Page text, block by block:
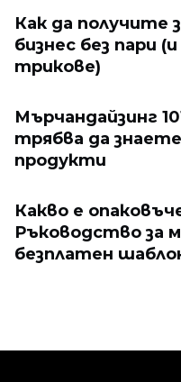
Как да получите
бизнес без пари
трикове)
Мърчандайзинг
трябва да
продукти
Какво е
Ръководство за
безплатен